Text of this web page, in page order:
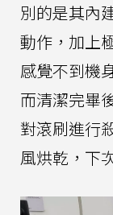
別的是其內
動作，加上
感覺不到機
而清潔完畢
對滾刷進行
風烘乾，下